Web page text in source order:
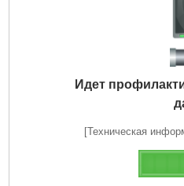
Идет
[Техническая